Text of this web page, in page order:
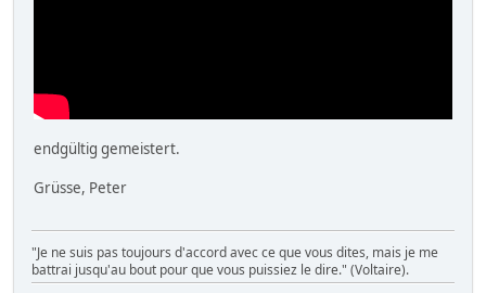
endgültig gemeistert.
Grüsse, Peter
"Je ne suis pas toujours d'accord avec ce que vous dites, mais je me
battrai jusqu'au bout pour que vous puissiez le dire." (Voltaire).